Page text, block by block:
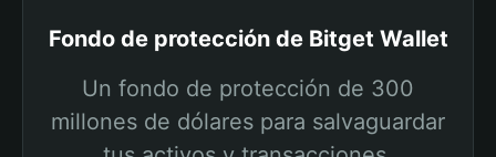
Fondo de protección de Bitget Wallet
Un fondo de protección de 300
millones de dólares para salvaguardar